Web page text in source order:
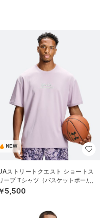
NEW
ストリートクエスト ショートス
ーブ Tシャツ（バスケットボール/
MEN）
￥5,500